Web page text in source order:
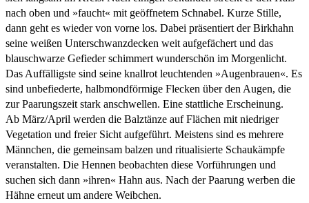
nach oben und »faucht« mit geöffnetem Schnabel. Kurze Stille,
dann geht es wieder von vorne los. Dabei präsentiert der Birkhahn
seine weißen Unterschwanzdecken weit aufgefächert und das
blauschwarze Gefieder schimmert wunderschön im Morgenlicht.
Das Auffälligste sind seine knallrot leuchtenden »Augenbrauen«. Es
sind unbefiederte, halbmondförmige Flecken über den Augen, die
zur Paarungszeit stark anschwellen. Eine stattliche Erscheinung.
Ab März/April werden die Balztänze auf Flächen mit niedriger
Vegetation und freier Sicht aufgeführt. Meistens sind es mehrere
Männchen, die gemeinsam balzen und ritualisierte Schaukämpfe
veranstalten. Die Hennen beobachten diese Vorführungen und
suchen sich dann »ihren« Hahn aus. Nach der Paarung werben die
Hähne erneut um andere Weibchen.